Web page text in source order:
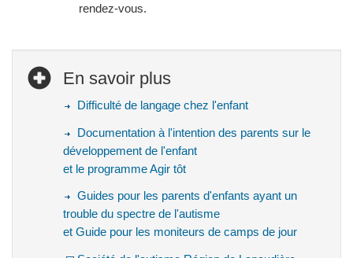
rendez-vous.
En savoir plus
Difficulté de langage chez l'enfant
Documentation à l'intention des parents sur le
développement de l'enfant
et le programme Agir tôt
Guides pour les parents d'enfants ayant un
trouble du spectre de l'autisme
et Guide pour les moniteurs de camps de jour